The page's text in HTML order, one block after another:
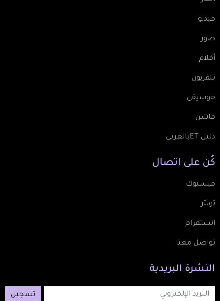
فيديو
صور
أفلام
تلفزيون
موسيقى
فاشن
دليل ETبالعربي
كُن على اتصال
فيسبوك
تويتر
انستقرام
تواصل معنا
النشرة البريدية
تسجيل